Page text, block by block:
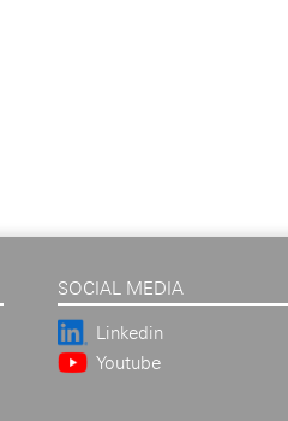
SOCIAL MEDIA
Linkedin
Youtube